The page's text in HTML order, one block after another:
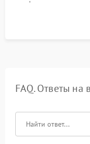
фокуса,
таблицах.
FAQ. Ответы на